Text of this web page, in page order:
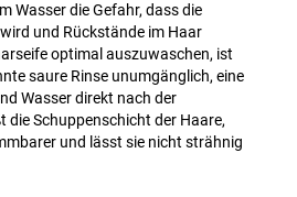
Wasser die Gefahr, dass die
und Rückstände im Haar
optimal auszuwaschen, ist
saure Rinse unumgänglich, eine
Wasser direkt nach der
die Schuppenschicht der Haare,
und lässt sie nicht strähnig